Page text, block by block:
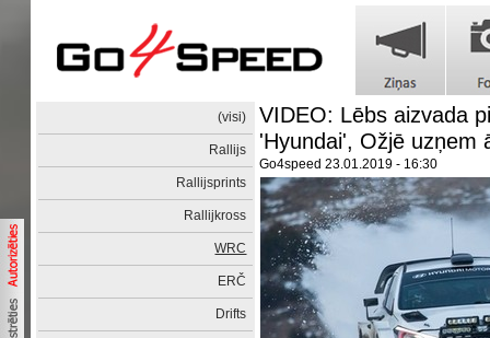
(visi)
Rallijs
Rallijsprints
Rallijkross
WRC
ERČ
Drifts
VIDEO: Lēbs aizvada
'Hyundai', Ožjē uzņem
Go4speed 23.01.2019 - 16:30